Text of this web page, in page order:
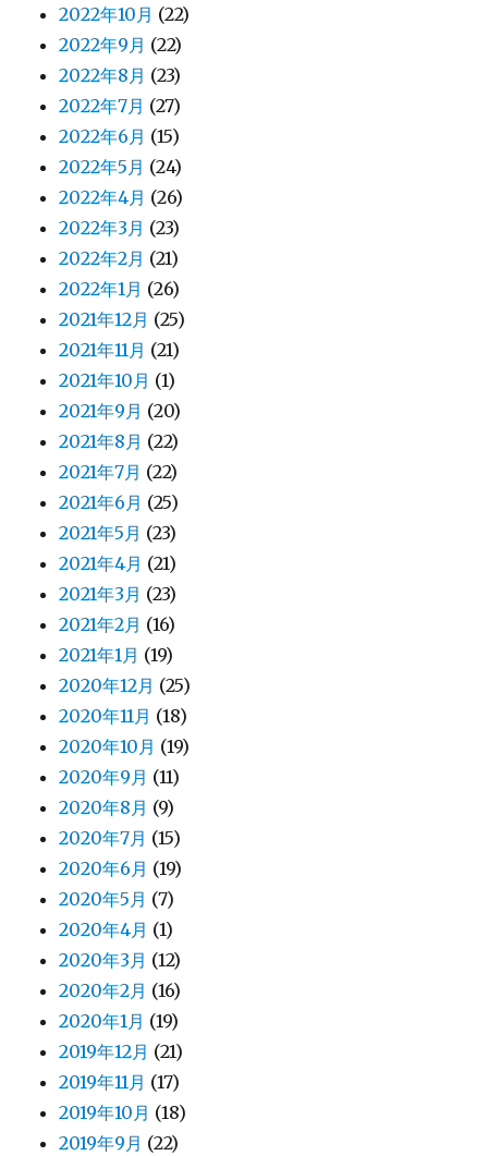
2022年10月 (22)
2022年9月 (22)
2022年8月 (23)
2022年7月 (27)
2022年6月 (15)
2022年5月 (24)
2022年4月 (26)
2022年3月 (23)
2022年2月 (21)
2022年1月 (26)
2021年12月 (25)
2021年11月 (21)
2021年10月 (1)
2021年9月 (20)
2021年8月 (22)
2021年7月 (22)
2021年6月 (25)
2021年5月 (23)
2021年4月 (21)
2021年3月 (23)
2021年2月 (16)
2021年1月 (19)
2020年12月 (25)
2020年11月 (18)
2020年10月 (19)
2020年9月 (11)
2020年8月 (9)
2020年7月 (15)
2020年6月 (19)
2020年5月 (7)
2020年4月 (1)
2020年3月 (12)
2020年2月 (16)
2020年1月 (19)
2019年12月 (21)
2019年11月 (17)
2019年10月 (18)
2019年9月 (22)